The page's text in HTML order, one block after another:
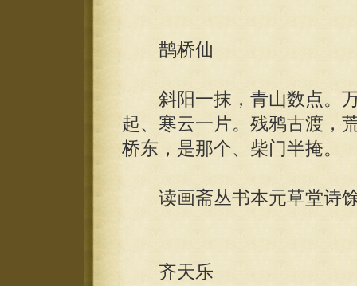
鹊桥仙
斜阳一抹，青山数点。万
起、寒云一片。残鸦古渡，
桥东，是那个、柴门半掩。
读画斋丛书本元草堂诗
齐天乐